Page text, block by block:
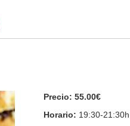
Precio:55.00€
Horario: 19:30-21:30h